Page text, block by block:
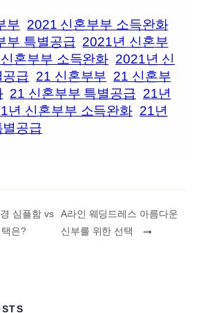
부 2021 신혼부부 소득완화
부 특별공급 2021년 신혼부
혼부부 소득완화 2021년 신
급 21 신혼부부 21 신혼부
21 신혼부부 특별공급 21년
년 신혼부부 소득완화 21년
공급
심플함 vs
은?
A라인 웨딩드레스 아름다운
신부를 위한 선택
→